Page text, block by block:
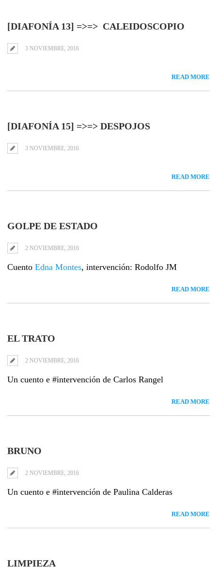
[DIAFONÍA 13] =>=> CALEIDOSCOPIO
3 NOVIEMBRE, 2016
READ MORE
[DIAFONÍA 15] =>=> DESPOJOS
3 NOVIEMBRE, 2016
READ MORE
GOLPE DE ESTADO
2 NOVIEMBRE, 2016
Cuento Edna Montes, intervención: Rodolfo JM
READ MORE
EL TRATO
2 NOVIEMBRE, 2016
Un cuento e #intervención de Carlos Rangel
READ MORE
BRUNO
2 NOVIEMBRE, 2016
Un cuento e #intervención de Paulina Calderas
READ MORE
LIMPIEZA